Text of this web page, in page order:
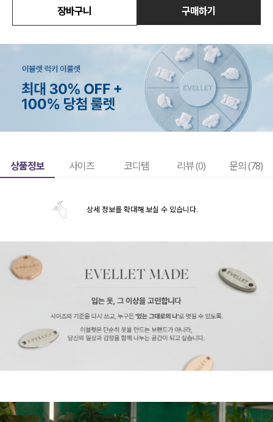
장바구니 구매하기
상품정보 사이즈 코디템 리뷰 (0) 문의 (78)
상세 정보를 확대해 보실 수 있습니다.